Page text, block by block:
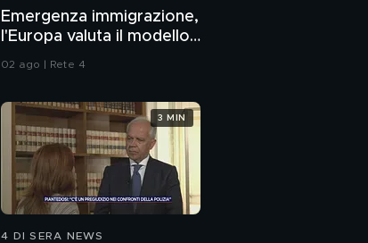
Ladri di case: l'abusivo
violento che tiene in
ostaggio un palazzo
15 tentativi di sfratto)
Ladri di case: la cubana
che occupa e fa la
bella vita
Ladri di case: l'attivista
Emergenza immigrazione,
l'Europa valuta il modello
02 ago | Rete 4
4 DI SERA NEWS
3 MIN